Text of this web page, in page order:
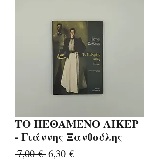
ΤΟ ΠΕΘΑΜΕΝΟ ΛΙΚΕΡ
- Γιάννης Ξανθούλης
7,00 € Κανονική
6,30 €Τιμή